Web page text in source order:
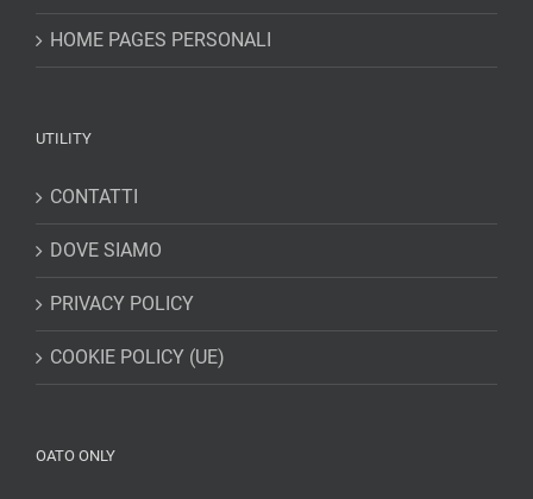
HOME PAGES PERSONALI
UTILITY
CONTATTI
DOVE SIAMO
PRIVACY POLICY
COOKIE POLICY (UE)
OATO ONLY